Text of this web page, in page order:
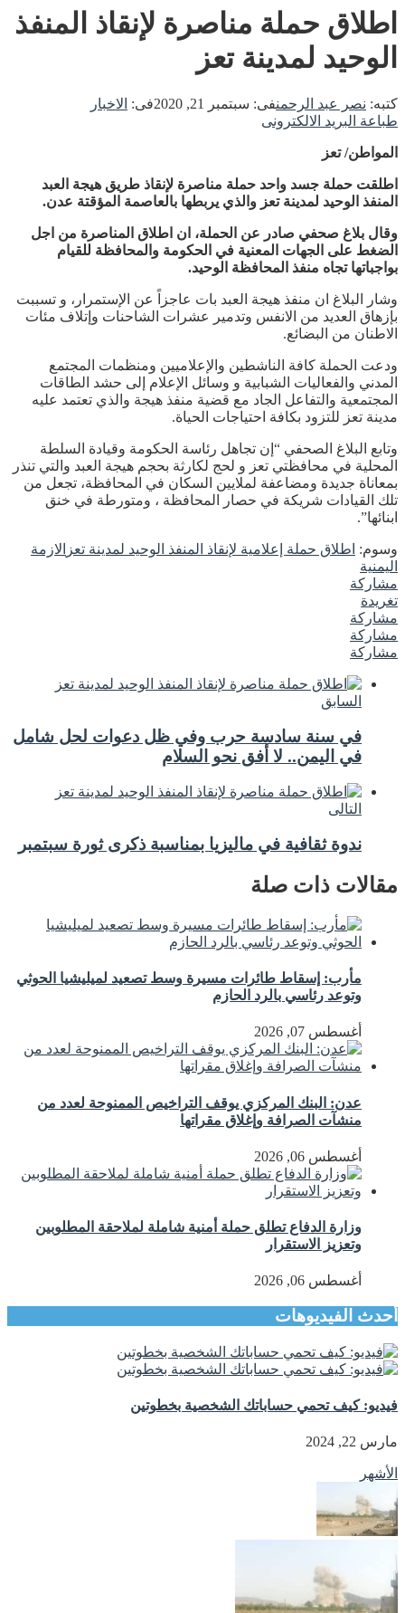
اطلاق حملة مناصرة لإنقاذ المنفذ
الوحيد لمدينة تعز
كتبه: نصر عبد الرحمنفى: سبتمبر 21, 2020 فى: الاخبار
طباعة البريد الالكترونى
المواطن/ تعز
اطلقت حملة جسد واحد حملة مناصرة لإنقاذ طريق هيجة العبد
المنفذ الوحيد لمدينة تعز والذي يربطها بالعاصمة المؤقتة عدن.
وقال بلاغ صحفي صادر عن الحملة، ان اطلاق المناصرة من اجل
الضغط على الجهات المعنية في الحكومة والمحافظة للقيام
بواجباتها تجاه منفذ المحافظة الوحيد.
وشار البلاغ ان منفذ هيجة العبد بات عاجزاً عن الإستمرار، و تسببت
بإزهاق العديد من الانفس وتدمير عشرات الشاحنات وإتلاف مئات
الاطنان من البضائع.
ودعت الحملة كافة الناشطين والإعلاميين ومنظمات المجتمع
المدني والفعاليات الشبابية و وسائل الإعلام إلى حشد الطاقات
المجتمعية والتفاعل الجاد مع قضية منفذ هيجة والذي تعتمد عليه
مدينة تعز للتزود بكافة احتياجات الحياة.
وتابع البلاغ الصحفي “إن تجاهل رئاسة الحكومة وقيادة السلطة
المحلية في محافظتي تعز و لحج لكارثة بحجم هيجة العبد والتي تنذر
بمعاناة جديدة ومضاعفة لملايين السكان في المحافظة، تجعل من
تلك القيادات شريكة في حصار المحافظة ، ومتورطة في خنق
ابنائها”.
وسوم: اطلاق حملة إعلامية لإنقاذ المنفذ الوحيد لمدينة تعز الازمة
اليمنية
مشاركة
تغريدة
مشاركة
مشاركة
مشاركة
السابق
في سنة سادسة حرب وفي ظل دعوات لحل شامل
في اليمن.. لا أفق نحو السلام
التالى
ندوة ثقافية في ماليزيا بمناسبة ذكرى ثورة سبتمبر
مقالات ذات صلة
مأرب: إسقاط طائرات مسيرة وسط تصعيد لميليشيا الحوثي
وتوعد رئاسي بالرد الحازم
أغسطس 07, 2026
عدن: البنك المركزي يوقف التراخيص الممنوحة لعدد من
منشآت الصرافة وإغلاق مقراتها
أغسطس 06, 2026
وزارة الدفاع تطلق حملة أمنية شاملة لملاحقة المطلوبين
وتعزيز الاستقرار
أغسطس 06, 2026
أحدث الفيديوهات
فيديو: كيف تحمي حساباتك الشخصية بخطوتين
مارس 22, 2024
الأشهر